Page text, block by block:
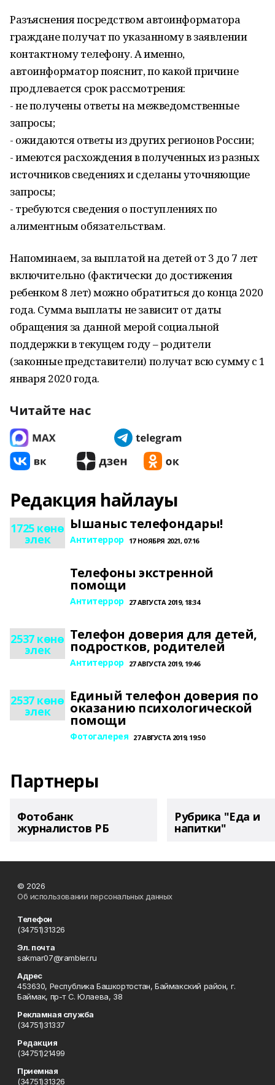
Разъяснения посредством автоинформатора
граждане получат по указанному в заявлении
контактному телефону. А именно,
автоинформатор пояснит, по какой причине
продлевается срок рассмотрения:
- не получены ответы на межведомственные
запросы;
- ожидаются ответы из других регионов России;
- имеются расхождения в полученных из разных
источников сведениях и сделаны уточняющие
запросы;
- требуются сведения о поступлениях по
алиментным обязательствам.
Напоминаем, за выплатой на детей от 3 до 7 лет
включительно (фактически до достижения
ребенком 8 лет) можно обратиться до конца 2020
года. Сумма выплаты не зависит от даты
обращения за данной мерой социальной
поддержки в текущем году – родители
(законные представители) получат всю сумму с 1
января 2020 года.
Читайте нас
Редакция һайлауы
1725 көнө
элек
Ышаныс телефондары!
Антитеррор 17 НОЯБРЯ 2021, 07:16
Телефоны экстренной
помощи
Антитеррор 27 АВГУСТА 2019, 18:34
2537 көнө
элек
Телефон доверия для детей,
подростков, родителей
Антитеррор 27 АВГУСТА 2019, 19:46
2537 көнө
элек
Единый телефон доверия по
оказанию психологической
помощи
Фотогалерея 27 АВГУСТА 2019, 19:50
Партнеры
Фотобанк
журналистов РБ
Рубрика "Еда и
напитки"
© 2026
Об использовании персональных данных
Телефон
(34751)31326
Эл. почта
sakmar07@rambler.ru
Адрес
453630, Республика Башкортостан, Баймакский район, г.
Баймак, пр-т С. Юлаева, 38
Рекламная служба
(34751)31337
Редакция
(34751)21499
Приемная
(34751)31326